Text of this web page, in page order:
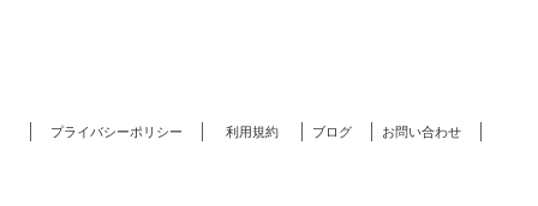
プライバシーポリシー 利用規約 ブログ お問い合わせ